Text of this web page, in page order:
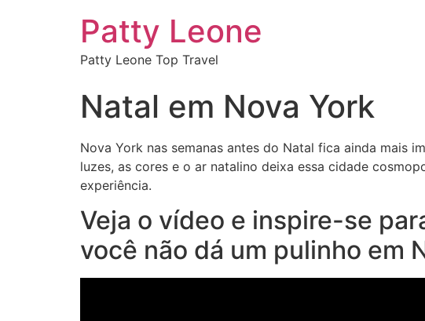
Patty Leone
Patty Leone Top Travel
Natal em Nova York
Nova York nas semanas antes do Natal fica ainda mais
luzes, as cores e o ar natalino deixa essa cidade
experiência.
Veja o vídeo e inspire-se
você não dá um pulinho em